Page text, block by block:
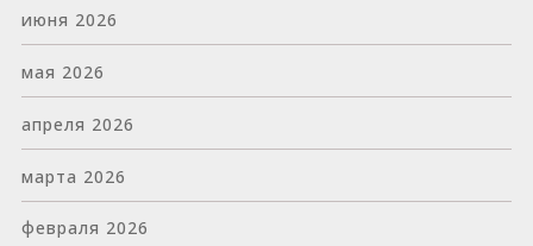
июня 2026
мая 2026
апреля 2026
марта 2026
февраля 2026